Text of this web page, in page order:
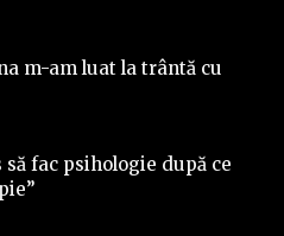
m-am luat la trântă cu
fac psihologie după ce